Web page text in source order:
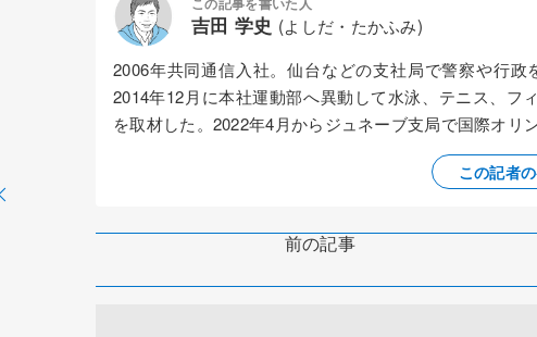
吉田 学史 (よしだ・たかふみ)
2006年共同通信入社。仙台などの支社局で警察や行政
2014年12月に本社運動部へ異動して水泳、テニス、フ
を取材した。2022年4月からジュネーブ支局で国際オリ
この記者
前の記事